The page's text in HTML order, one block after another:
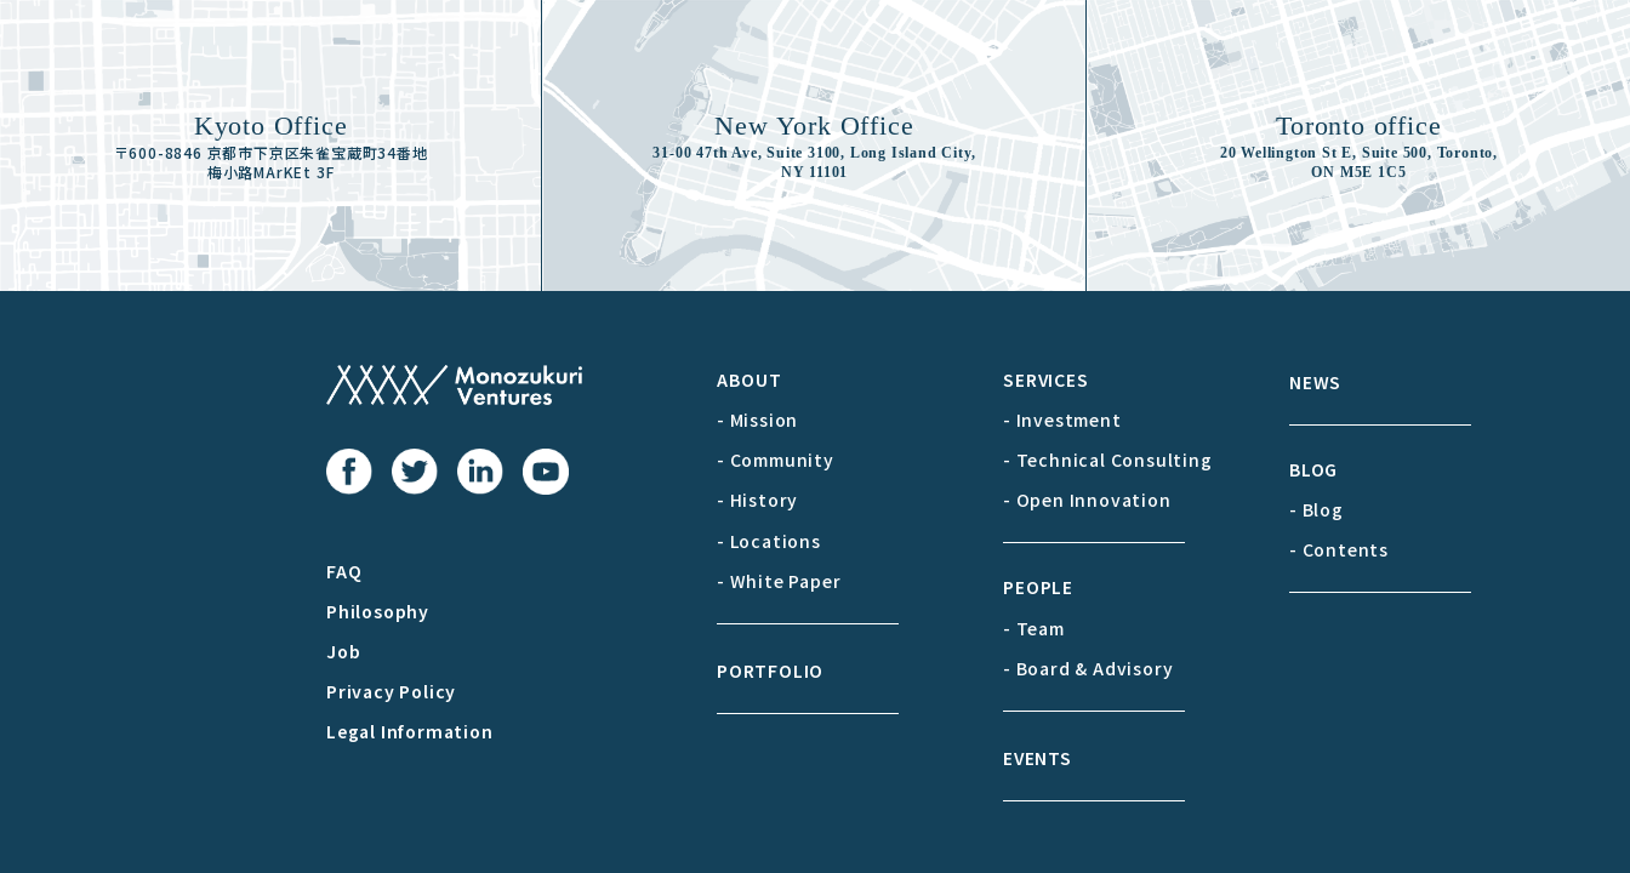
Kyoto Office
〒600-8846 京都市下京区朱雀宝蔵町34番地
梅小路MArKEt 3F
New York Office
31-00 47th Ave, Suite 3100, Long Island City,
NY 11101
Toronto office
20 Wellington St E, Suite 500, Toronto,
ON M5E 1C5
FAQ
Philosophy
Job
Privacy Policy
Legal Information
ABOUT
- Mission
- Community
- History
- Locations
- White Paper
PORTFOLIO
SERVICES
- Investment
- Technical Consulting
- Open Innovation
PEOPLE
- Team
- Board & Advisory
EVENTS
NEWS
BLOG
- Blog
- Contents